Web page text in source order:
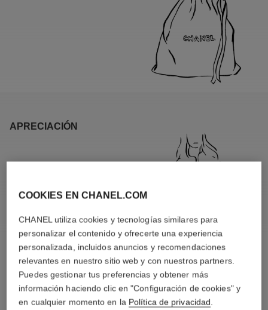
APRECIACIÓN
MATERIALES ESPECÍFICOS
COOKIES EN CHANEL.COM
CHANEL utiliza cookies y tecnologías similares para
personalizar el contenido y ofrecerte una experiencia
personalizada, incluidos anuncios y recomendaciones
relevantes en nuestro sitio web y con nuestros partners.
Puedes gestionar tus preferencias y obtener más
información haciendo clic en "Configuración de cookies" y
en cualquier momento en la Política de privacidad